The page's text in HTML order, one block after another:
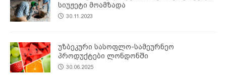
სიუჟეტი მოამზადა
30.11.2023
უზბეკური სასოფლო-სამეურნეო
პროდუქტები ლონდონში
30.06.2025